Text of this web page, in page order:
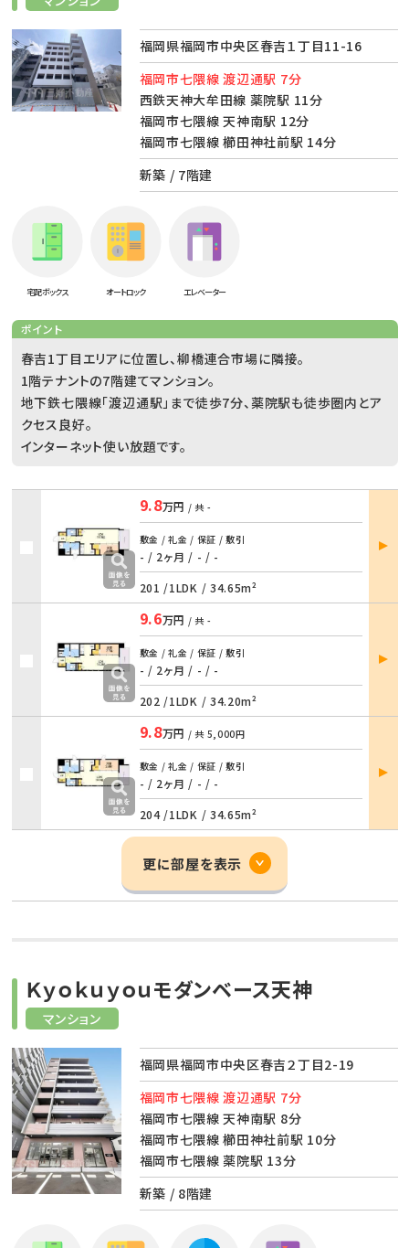
福岡県福岡市中央区春吉１丁目11-16
福岡市七隈線 渡辺通駅 7分
西鉄天神大牟田線 薬院駅 11分
福岡市七隈線 天神南駅 12分
福岡市七隈線 櫛田神社前駅 14分
新築 / 7階建
宅配ボックス オートロック エレベーター
ポイント
春吉1丁目エリアに位置し、柳橋連合市場に隣接。
1階テナントの7階建てマンション。
地下鉄七隈線「渡辺通駅」まで徒歩7分、薬院駅も徒歩圏内とア
クセス良好。
インターネット使い放題です。
9.8万円 / 共 -
敷金 / 礼金 / 保証 / 敷引
- / 2ヶ月 / - / -
201 /1LDK / 34.65m²
部屋
詳細
9.6万円 / 共 -
敷金 / 礼金 / 保証 / 敷引
- / 2ヶ月 / - / -
202 /1LDK / 34.20m²
部屋
詳細
9.8万円 / 共 5,000円
敷金 / 礼金 / 保証 / 敷引
- / 2ヶ月 / - / -
204 /1LDK / 34.65m²
部屋
詳細
更に部屋を表示
マンション
Ｋｙｏｋｕｙｏｕモダンベース天神
福岡県福岡市中央区春吉２丁目2-19
福岡市七隈線 渡辺通駅 7分
福岡市七隈線 天神南駅 8分
福岡市七隈線 櫛田神社前駅 10分
福岡市七隈線 薬院駅 13分
新築 / 8階建